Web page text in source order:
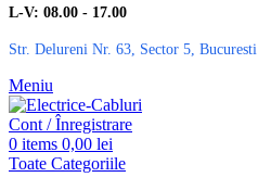
L-V: 08.00 - 17.00
Str. Delureni Nr. 63, Sector 5, Bucuresti
Meniu
Cont / Înregistrare
0 items 0,00 lei
Toate Categoriile